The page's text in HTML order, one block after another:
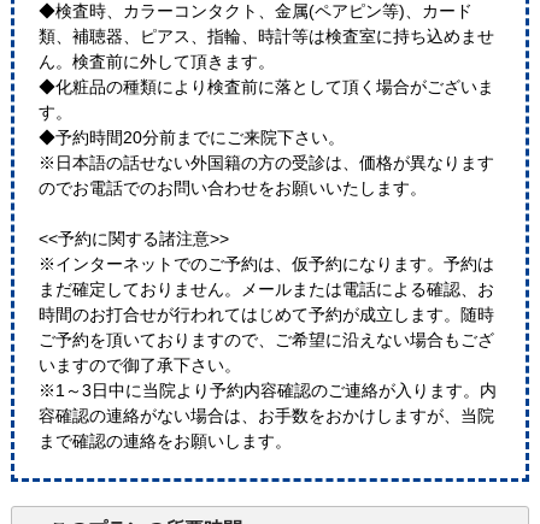
◆検査時、カラーコンタクト、金属(ペアピン等)、カード
類、補聴器、ピアス、指輪、時計等は検査室に持ち込めませ
ん。検査前に外して頂きます。
◆化粧品の種類により検査前に落として頂く場合がございま
す。
◆予約時間20分前までにご来院下さい。
※日本語の話せない外国籍の方の受診は、価格が異なります
のでお電話でのお問い合わせをお願いいたします。
<<予約に関する諸注意>>
※インターネットでのご予約は、仮予約になります。予約は
まだ確定しておりません。メールまたは電話による確認、お
時間のお打合せが行われてはじめて予約が成立します。随時
ご予約を頂いておりますので、ご希望に沿えない場合もござ
いますので御了承下さい。
※1～3日中に当院より予約内容確認のご連絡が入ります。内
容確認の連絡がない場合は、お手数をおかけしますが、当院
まで確認の連絡をお願いします。